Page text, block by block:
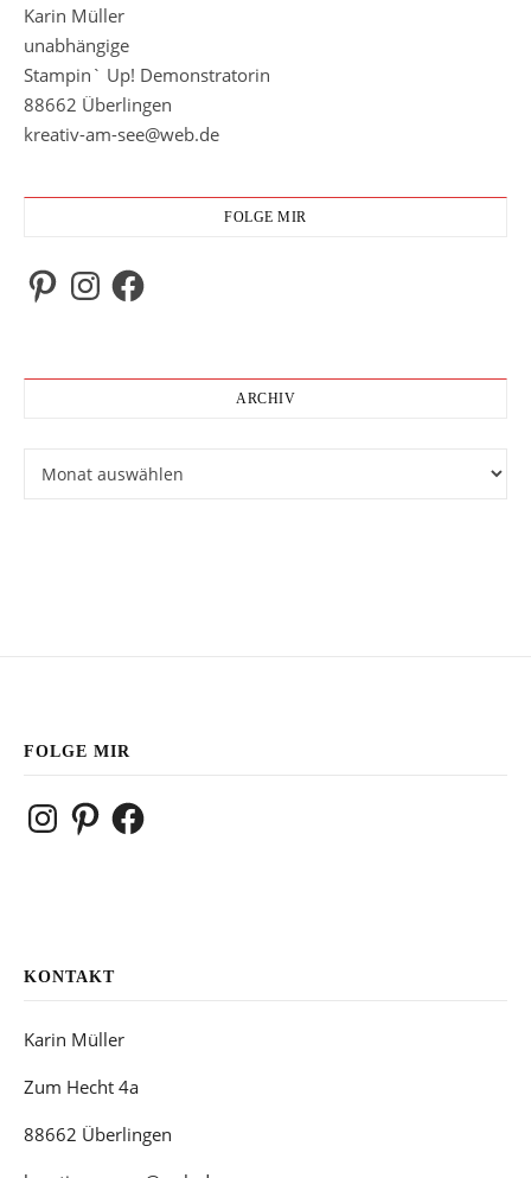
Karin Müller
unabhängige
Stampin` Up! Demonstratorin
88662 Überlingen
kreativ-am-see@web.de
FOLGE MIR
PinterestInstagramFacebook
ARCHIV
FOLGE MIR
InstagramPinterestFacebook
KONTAKT
Karin Müller
Zum Hecht 4a
88662 Überlingen